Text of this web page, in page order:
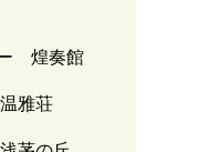
煌奏館
雅荘